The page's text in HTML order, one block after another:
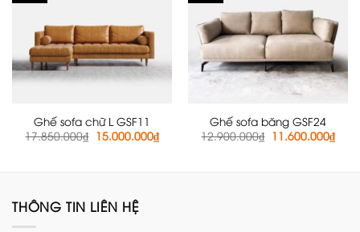
Ghế sofa chữ L GSF11
17.850.000₫ Giá
gốc
15.000.000₫Giá
hiện
Ghế sofa băng GSF24
12.900.000₫ Giá
gốc
11.600.000₫Giá
hiện
THÔNG TIN LIÊN HỆ